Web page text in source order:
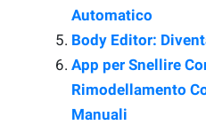
Automatico
Body Editor:
App per Snellire
Rimodellamento
Manuali